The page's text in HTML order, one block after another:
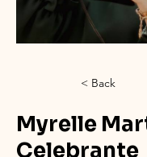
< Back
Myrelle
Celebrante